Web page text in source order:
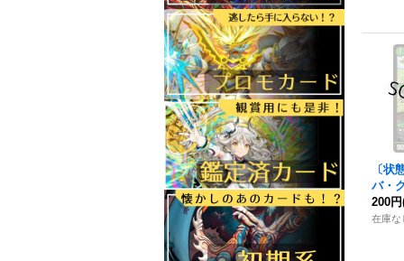
〔状
バ・
クト
200円
在庫な